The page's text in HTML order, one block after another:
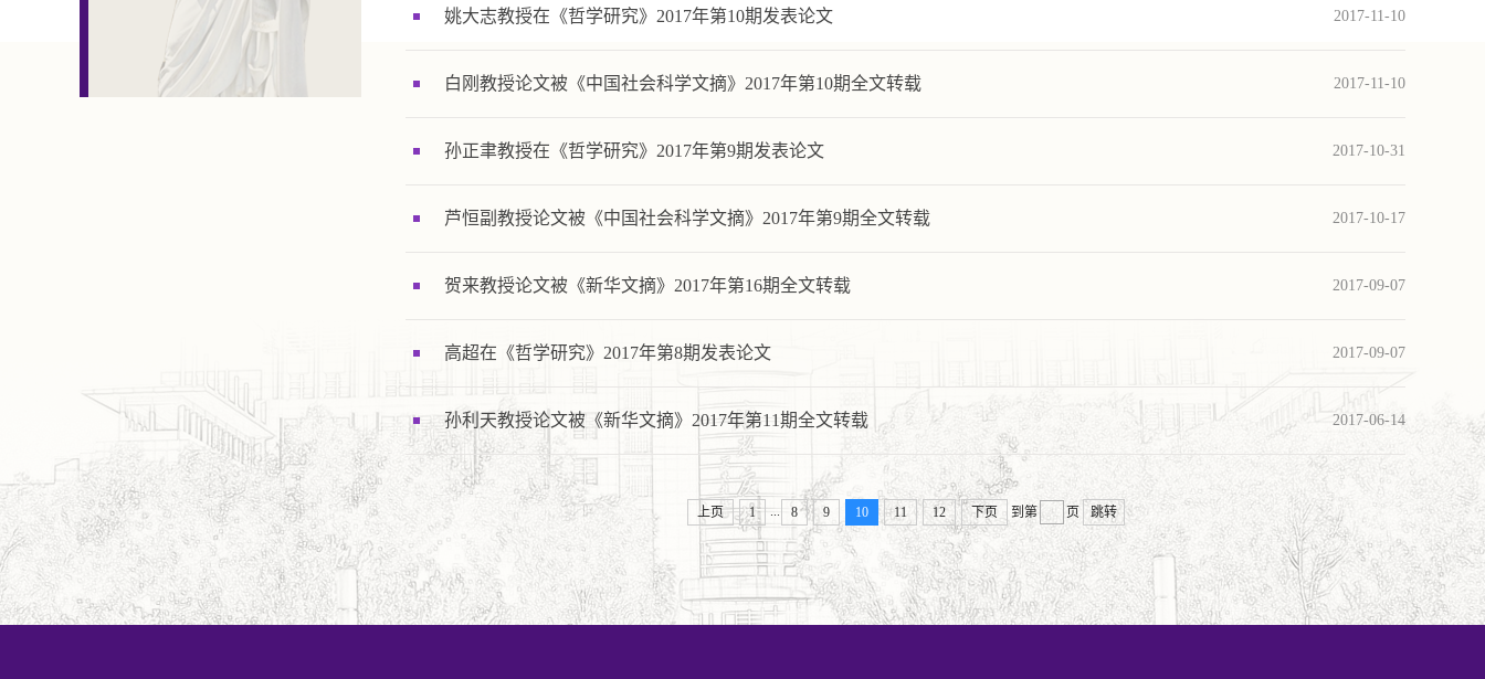
姚大志教授在《哲学研究》2017年第10期发表论文 2017-11-10
白刚教授论文被《中国社会科学文摘》2017年第10期全文转载 2017-11-10
孙正聿教授在《哲学研究》2017年第9期发表论文 2017-10-31
芦恒副教授论文被《中国社会科学文摘》2017年第9期全文转载 2017-10-17
贺来教授论文被《新华文摘》2017年第16期全文转载 2017-09-07
高超在《哲学研究》2017年第8期发表论文 2017-09-07
孙利天教授论文被《新华文摘》2017年第11期全文转载 2017-06-14
上页 1 ... 8 9 10 11 12 下页 到第 页 跳转